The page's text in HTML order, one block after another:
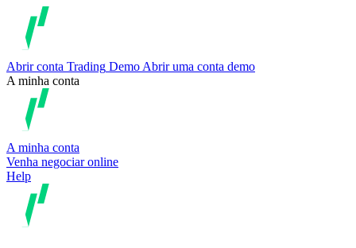
Abrir conta Trading Demo Abrir uma conta demo
A minha conta
A minha conta
Venha negociar online
Help